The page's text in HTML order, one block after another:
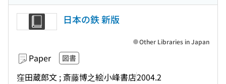
日本の鉄 新版
Paper 図書
窪田蔵郎文 ; 斎藤博之絵小峰書店2004.2
Other Libraries in Japan